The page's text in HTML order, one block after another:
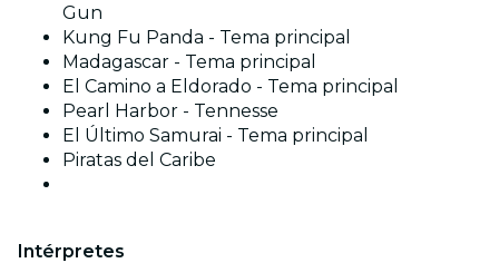
Gun
Kung Fu Panda - Tema principal
Madagascar - Tema principal
El Camino a Eldorado - Tema principal
Pearl Harbor - Tennesse
El Último Samurai - Tema principal
Piratas del Caribe
Intérpretes